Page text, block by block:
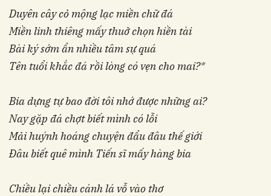
Duyên cây cỏ mộng lạc miền chữ đá
Miền linh thiêng mấy thuở chọn hiền tài
Bài ký sớm ẩn nhiều tâm sự quá
Tên tuổi khắc đá rồi lòng có vẹn cho mai?*
Bia dựng tự bao đời tôi nhớ được những ai?
Nay gặp đá chợt biết mình có lỗi
Mải huýnh hoáng chuyện đẩu đâu thế giới
Đâu biết quê mình Tiến sĩ mấy hàng bia
Chiều lại chiều cánh lá vỗ vào thơ